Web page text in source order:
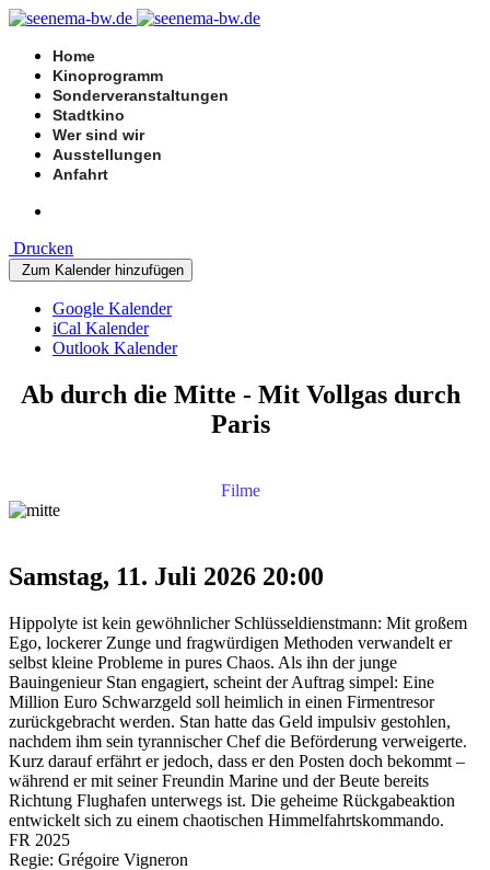
Home
Kinoprogramm
Sonderveranstaltungen
Stadtkino
Wer sind wir
Ausstellungen
Anfahrt
Drucken
Zum Kalender hinzufügen
Google Kalender
iCal Kalender
Outlook Kalender
Ab durch die Mitte - Mit Vollgas durch
Paris
Filme
Samstag, 11. Juli 2026 20:00
Hippolyte ist kein gewöhnlicher Schlüsseldienstmann: Mit großem
Ego, lockerer Zunge und fragwürdigen Methoden verwandelt er
selbst kleine Probleme in pures Chaos. Als ihn der junge
Bauingenieur Stan engagiert, scheint der Auftrag simpel: Eine
Million Euro Schwarzgeld soll heimlich in einen Firmentresor
zurückgebracht werden. Stan hatte das Geld impulsiv gestohlen,
nachdem ihm sein tyrannischer Chef die Beförderung verweigerte.
Kurz darauf erfährt er jedoch, dass er den Posten doch bekommt –
während er mit seiner Freundin Marine und der Beute bereits
Richtung Flughafen unterwegs ist. Die geheime Rückgabeaktion
entwickelt sich zu einem chaotischen Himmelfahrtskommando.
FR 2025
Regie: Grégoire Vigneron